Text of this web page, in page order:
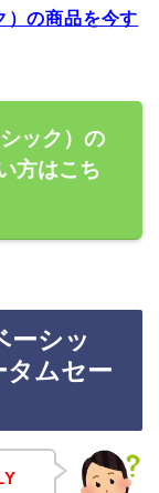
の商品を今す
ック）の
方はこち
ーシッ
タムセー